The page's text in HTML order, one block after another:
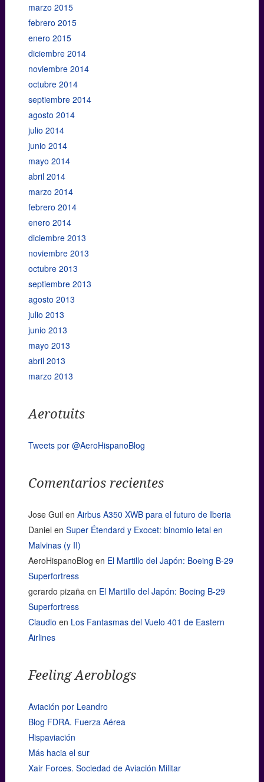
marzo 2015
febrero 2015
enero 2015
diciembre 2014
noviembre 2014
octubre 2014
septiembre 2014
agosto 2014
julio 2014
junio 2014
mayo 2014
abril 2014
marzo 2014
febrero 2014
enero 2014
diciembre 2013
noviembre 2013
octubre 2013
septiembre 2013
agosto 2013
julio 2013
junio 2013
mayo 2013
abril 2013
marzo 2013
Aerotuits
Tweets por @AeroHispanoBlog
Comentarios recientes
Jose Guil en Airbus A350 XWB para el futuro de Iberia
Daniel en Super Étendard y Exocet: binomio letal en
Malvinas (y II)
AeroHispanoBlog en El Martillo del Japón: Boeing B-29
Superfortress
gerardo pizaña en El Martillo del Japón: Boeing B-29
Superfortress
Claudio en Los Fantasmas del Vuelo 401 de Eastern
Airlines
Feeling Aeroblogs
Aviación por Leandro
Blog FDRA. Fuerza Aérea
Hispaviación
Más hacia el sur
Xair Forces. Sociedad de Aviación Militar